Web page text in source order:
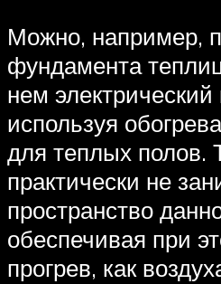
Можно, например,
фундамента
нем электрический
используя
для теплых полов.
практически не
пространство
обеспечивая при
прогрев, как